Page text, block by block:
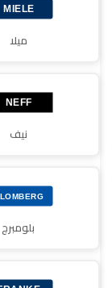
ميلا
نيف
بلومبرج